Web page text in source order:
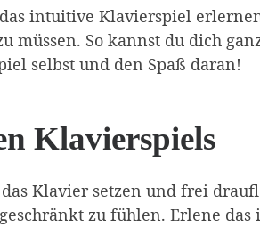
intuitive Klavierspiel
So kannst du dich
selbst und den Spaß daran!
Klavierspiels
Klavier setzen und frei
Link)
zu fühlen. Erlene